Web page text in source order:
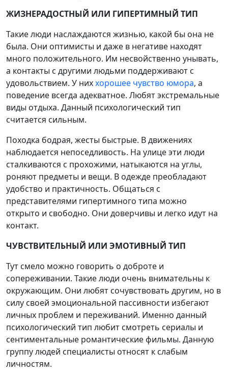
ЖИЗНЕРАДОСТНЫЙ ИЛИ ГИПЕРТИМНЫЙ ТИП
Такие люди наслаждаются жизнью, какой бы она не
была. Они оптимисты и даже в негативе находят
много положительного. Им несвойственно унывать,
а контакты с другими людьми поддерживают с
удовольствием. У ниххорошее чувство юмора, а
поведение всегда адекватное. Любят экстремальные
виды отдыха. Данный психологический тип
считается сильным.
Походка бодрая, жесты быстрые. В движениях
наблюдается непоседливость. На улице эти люди
сталкиваются с прохожими, натыкаются на углы,
роняют предметы и вещи. В одежде преобладают
удобство и практичность. Общаться с
представителями гипертимного типа можно
открыто и свободно. Они доверчивы и легко идут на
контакт.
ЧУВСТВИТЕЛЬНЫЙ ИЛИ ЭМОТИВНЫЙ ТИП
Тут смело можно говорить о доброте и
сопереживании. Такие люди очень внимательны к
окружающим. Они любят сочувствовать другим, но в
силу своей эмоциональной пассивности избегают
личных проблем и переживаний. Именно данный
психологический тип любит смотреть сериалы и
сентиментальные романтические фильмы. Данную
группу людей специалисты относят к слабым
личностям.